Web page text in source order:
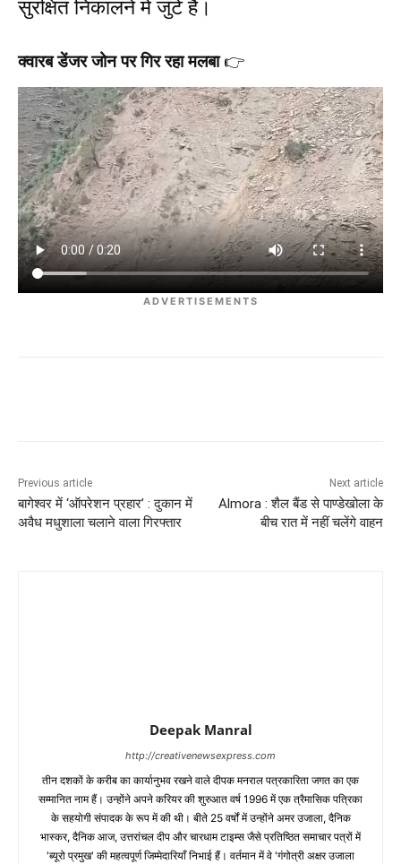
सुरक्षित निकालने में जुटे हैं।
क्वारब डेंजर जोन पर गिर रहा मलबा👉
ADVERTISEMENTS
Previous article
बागेश्वर में ‘ऑपरेशन प्रहार’ : दुकान में
अवैध मधुशाला चलाने वाला गिरफ्तार
Next article
Almora : शैल बैंड से पाण्डेखोला के
बीच रात में नहीं चलेंगे वाहन
Deepak Manral
http://creativenewsexpress.com
तीन दशकों के करीब का कार्यानुभव रखने वाले दीपक मनराल पत्रकारिता जगत का एक
सम्मानित नाम हैं। उन्होंने अपने करियर की शुरुआत वर्ष 1996 में एक त्रैमासिक पत्रिका
के सहयोगी संपादक के रूप में की थी। बीते 25 वर्षों में उन्होंने अमर उजाला, दैनिक
भास्कर, दैनिक आज, उत्तरांचल दीप और चारधाम टाइम्स जैसे प्रतिष्ठित समाचार पत्रों में
'ब्यूरो प्रमुख' की महत्वपूर्ण जिम्मेदारियाँ निभाई हैं। वर्तमान में वे 'गंगोत्री अक्षर उजाला